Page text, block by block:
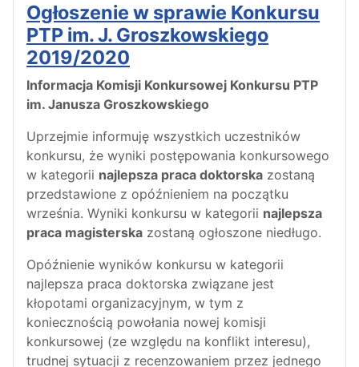
Ogłoszenie w sprawie Konkursu
PTP im. J. Groszkowskiego
2019/2020
Informacja Komisji Konkursowej Konkursu PTP
im. Janusza Groszkowskiego
Uprzejmie informuję wszystkich uczestników
konkursu, że wyniki postępowania konkursowego
w kategorii najlepsza praca doktorska zostaną
przedstawione z opóźnieniem na początku
września. Wyniki konkursu w kategorii najlepsza
praca magisterska zostaną ogłoszone niedługo.
Opóźnienie wyników konkursu w kategorii
najlepsza praca doktorska związane jest
kłopotami organizacyjnym, w tym z
koniecznością powołania nowej komisji
konkursowej (ze względu na konflikt interesu),
trudnej sytuacji z recenzowaniem przez jednego